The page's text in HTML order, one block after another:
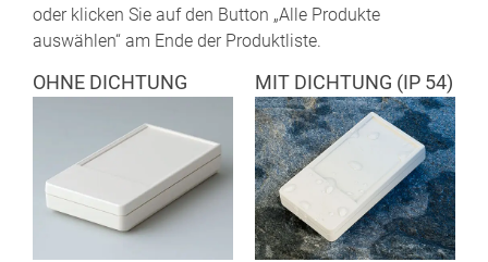
oder klicken Sie auf den Button „Alle Produkte
auswählen“ am Ende der Produktliste.
OHNE DICHTUNG MIT DICHTUNG (IP 54)